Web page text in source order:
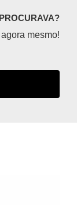
mesmo!